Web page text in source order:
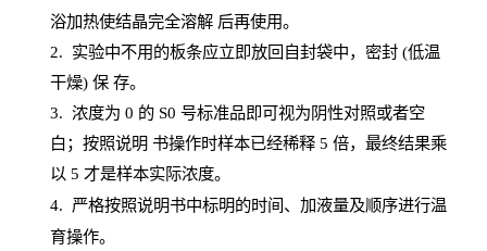
浴加热使结晶完全溶解 后再使用。
2. 实验中不用的板条应立即放回自封袋中，密封(低温
干燥) 保 存。
3. 浓度为 0 的 S0 号标准品即可视为阴性对照或者空
白；按照说明 书操作时样本已经稀释5 倍，最终结果乘
以 5 才是样本实际浓度。
4. 严格按照说明书中标明的时间、加液量及顺序进行温
育操作。